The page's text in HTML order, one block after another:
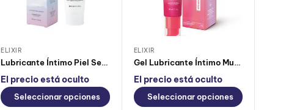
ELIXIR
Lubricante Íntimo Piel Sensible de Elixir
El precio está oculto
Seleccionar opciones
ELIXIR
Gel Lubricante Íntimo Multi O Elixir
El precio está oculto
Seleccionar opciones